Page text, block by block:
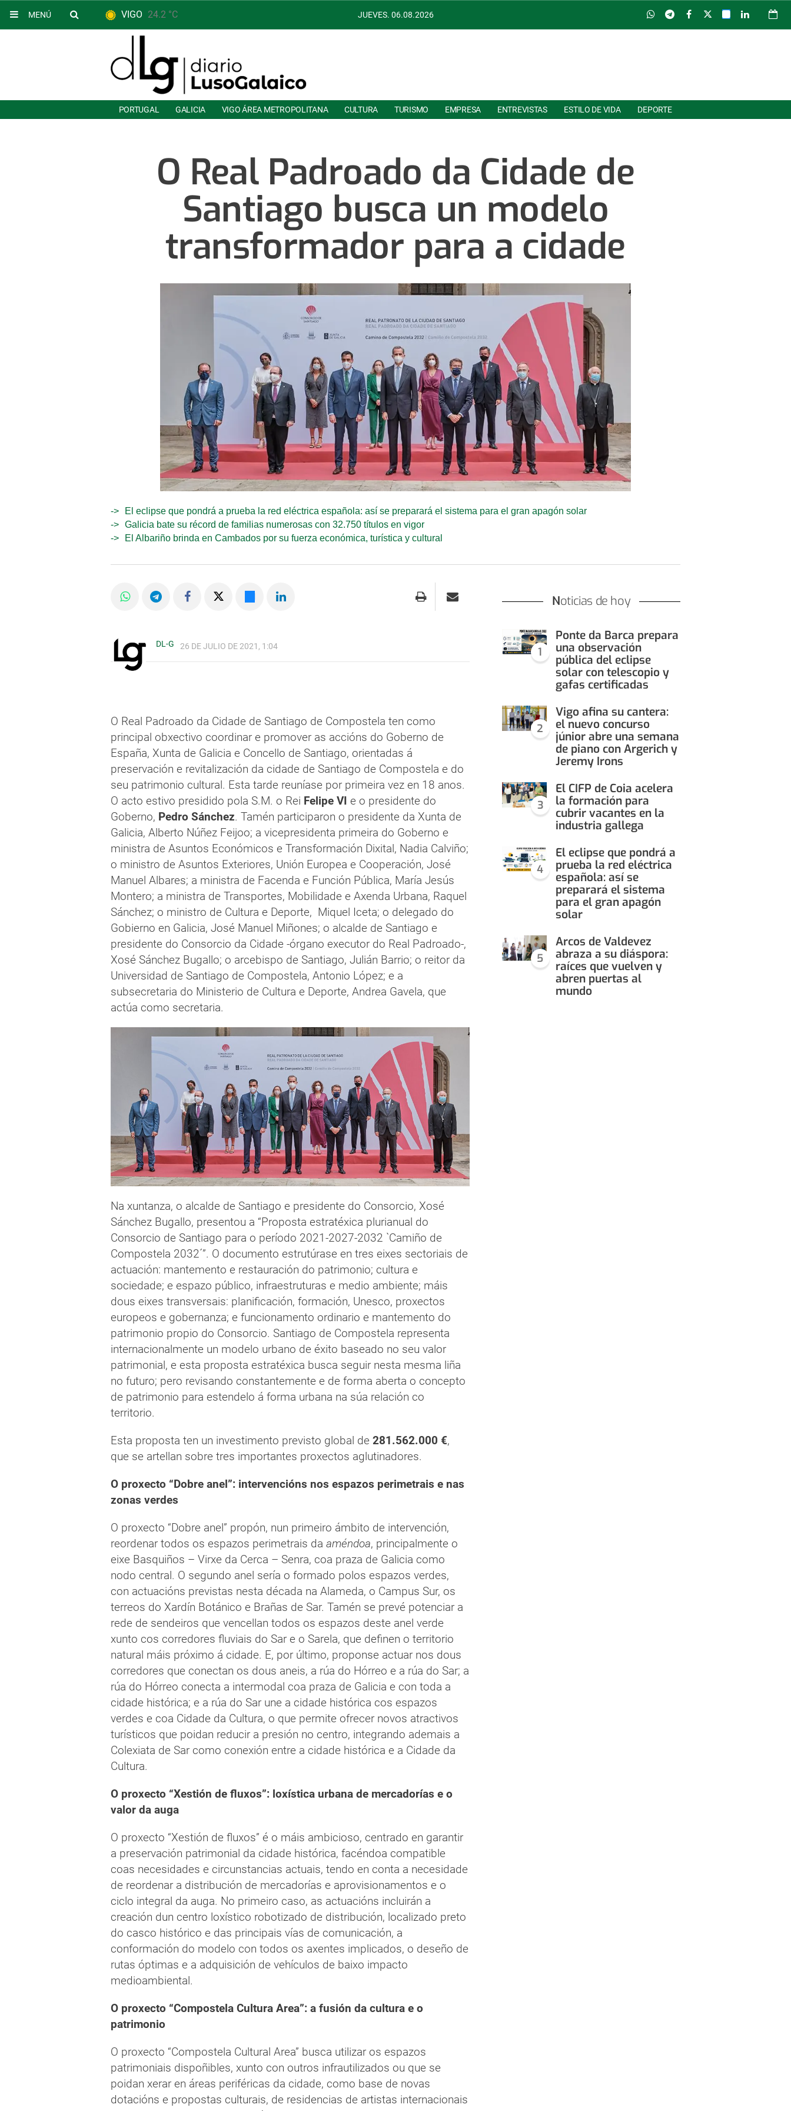
MENÚ VIGO 24.2 °C JUEVES. 06.08.2026
PORTUGAL GALICIA VIGO ÁREA METROPOLITANA CULTURA TURISMO EMPRESA ENTREVISTAS ESTILO DE VIDA DEPORTE
O Real Padroado da Cidade de
Santiago busca un modelo
transformador para a cidade
El eclipse que pondrá a prueba la red eléctrica española: así se preparará el sistema para el gran apagón solar
Galicia bate su récord de familias numerosas con 32.750 títulos en vigor
El Albariño brinda en Cambados por su fuerza económica, turística y cultural
DL-G 26 DE JULIO DE 2021, 1:04
O Real Padroado da Cidade de Santiago de Compostela ten como
principal obxectivo coordinar e promover as accións do Goberno de
España, Xunta de Galicia e Concello de Santiago, orientadas á
preservación e revitalización da cidade de Santiago de Compostela e do
seu patrimonio cultural. Esta tarde reuníase por primeira vez en 18 anos.
O acto estivo presidido pola S.M. o Rei Felipe VI e o presidente do
Goberno, Pedro Sánchez. Tamén participaron o presidente da Xunta de
Galicia, Alberto Núñez Feijoo; a vicepresidenta primeira do Goberno e
ministra de Asuntos Económicos e Transformación Dixital, Nadia Calviño;
o ministro de Asuntos Exteriores, Unión Europea e Cooperación, José
Manuel Albares; a ministra de Facenda e Función Pública, María Jesús
Montero; a ministra de Transportes, Mobilidade e Axenda Urbana, Raquel
Sánchez; o ministro de Cultura e Deporte, Miquel Iceta; o delegado do
Gobierno en Galicia, José Manuel Miñones; o alcalde de Santiago e
presidente do Consorcio da Cidade -órgano executor do Real Padroado-,
Xosé Sánchez Bugallo; o arcebispo de Santiago, Julián Barrio; o reitor da
Universidad de Santiago de Compostela, Antonio López; e a
subsecretaria do Ministerio de Cultura e Deporte, Andrea Gavela, que
actúa como secretaria.
Na xuntanza, o alcalde de Santiago e presidente do Consorcio, Xosé
Sánchez Bugallo, presentou a “Proposta estratéxica plurianual do
Consorcio de Santiago para o período 2021-2027-2032 `Camiño de
Compostela 2032´”. O documento estrutúrase en tres eixes sectoriais de
actuación: mantemento e restauración do patrimonio; cultura e
sociedade; e espazo público, infraestruturas e medio ambiente; máis
dous eixes transversais: planificación, formación, Unesco, proxectos
europeos e gobernanza; e funcionamento ordinario e mantemento do
patrimonio propio do Consorcio. Santiago de Compostela representa
internacionalmente un modelo urbano de éxito baseado no seu valor
patrimonial, e esta proposta estratéxica busca seguir nesta mesma liña
no futuro; pero revisando constantemente e de forma aberta o concepto
de patrimonio para estendelo á forma urbana na súa relación co
territorio.
Esta proposta ten un investimento previsto global de 281.562.000 €,
que se artellan sobre tres importantes proxectos aglutinadores.
O proxecto “Dobre anel”: intervencións nos espazos perimetrais e nas
zonas verdes
O proxecto “Dobre anel” propón, nun primeiro ámbito de intervención,
reordenar todos os espazos perimetrais da améndoa, principalmente o
eixe Basquiños – Virxe da Cerca – Senra, coa praza de Galicia como
nodo central. O segundo anel sería o formado polos espazos verdes,
con actuacións previstas nesta década na Alameda, o Campus Sur, os
terreos do Xardín Botánico e Brañas de Sar. Tamén se prevé potenciar a
rede de sendeiros que vencellan todos os espazos deste anel verde
xunto cos corredores fluviais do Sar e o Sarela, que definen o territorio
natural máis próximo á cidade. E, por último, proponse actuar nos dous
corredores que conectan os dous aneis, a rúa do Hórreo e a rúa do Sar; a
rúa do Hórreo conecta a intermodal coa praza de Galicia e con toda a
cidade histórica; e a rúa do Sar une a cidade histórica cos espazos
verdes e coa Cidade da Cultura, o que permite ofrecer novos atractivos
turísticos que poidan reducir a presión no centro, integrando ademais a
Colexiata de Sar como conexión entre a cidade histórica e a Cidade da
Cultura.
O proxecto “Xestión de fluxos”: loxística urbana de mercadorías e o
valor da auga
O proxecto “Xestión de fluxos” é o máis ambicioso, centrado en garantir
a preservación patrimonial da cidade histórica, facéndoa compatible
coas necesidades e circunstancias actuais, tendo en conta a necesidade
de reordenar a distribución de mercadorías e aprovisionamentos e o
ciclo integral da auga. No primeiro caso, as actuacións incluirán a
creación dun centro loxístico robotizado de distribución, localizado preto
do casco histórico e das principais vías de comunicación, a
conformación do modelo con todos os axentes implicados, o deseño de
rutas óptimas e a adquisición de vehículos de baixo impacto
medioambiental.
O proxecto “Compostela Cultura Area”: a fusión da cultura e o
patrimonio
O proxecto “Compostela Cultural Area” busca utilizar os espazos
patrimoniais dispoñibles, xunto con outros infrautilizados ou que se
poidan xerar en áreas periféricas da cidade, como base de novas
dotacións e propostas culturais, de residencias de artistas internacionais
Noticias de hoy
1
Ponte da Barca prepara
una observación
pública del eclipse
solar con telescopio y
gafas certificadas
2
Vigo afina su cantera:
el nuevo concurso
júnior abre una semana
de piano con Argerich y
Jeremy Irons
3
El CIFP de Coia acelera
la formación para
cubrir vacantes en la
industria gallega
4
El eclipse que pondrá a
prueba la red eléctrica
española: así se
preparará el sistema
para el gran apagón
solar
5
Arcos de Valdevez
abraza a su diáspora:
raíces que vuelven y
abren puertas al
mundo